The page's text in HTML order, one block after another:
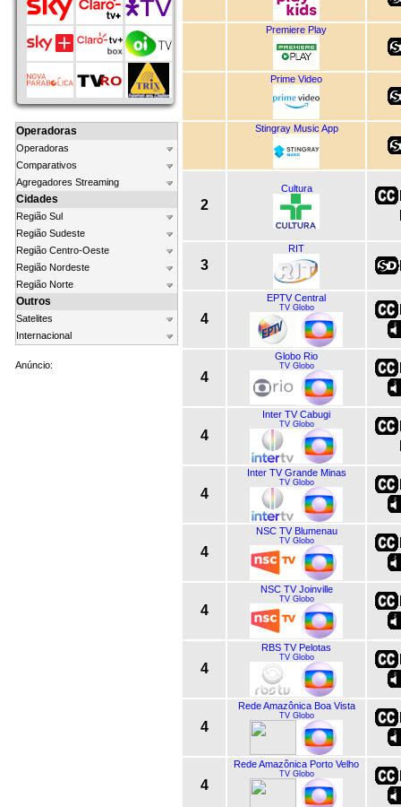
Operadoras
Operadoras
Comparativos
Agregadores Streaming
Cidades
Região Sul
Região Sudeste
Região Centro-Oeste
Região Nordeste
Região Norte
Outros
Satelites
Internacional
Anúncio:
Premiere Play
Prime Video
Stingray Music App
2
Cultura
3
RIT
4
EPTV Central
TV Globo
4
Globo Rio
TV Globo
4
Inter TV Cabugi
TV Globo
4
Inter TV Grande Minas
TV Globo
4
NSC TV Blumenau
TV Globo
4
NSC TV Joinville
TV Globo
4
RBS TV Pelotas
TV Globo
4
Rede Amazônica Boa Vista
TV Globo
4
Rede Amazônica Porto Velho
TV Globo